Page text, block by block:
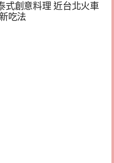
式創意料理 近台北火車
吃法